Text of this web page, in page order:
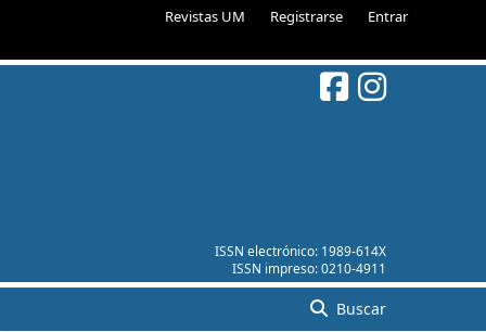
Revistas UM Registrarse Entrar
ISSN electrónico: 1989-614X
ISSN impreso:0210-4911
Buscar